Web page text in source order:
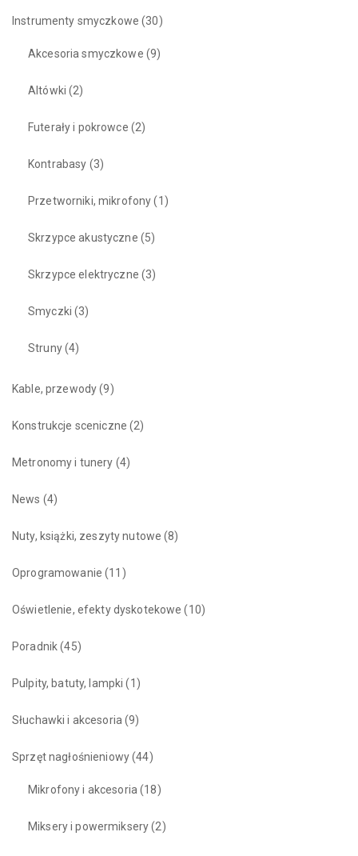
Instrumenty smyczkowe (30)
Akcesoria smyczkowe (9)
Altówki (2)
Futerały i pokrowce (2)
Kontrabasy (3)
Przetworniki, mikrofony(1)
Skrzypce akustyczne (5)
Skrzypce elektryczne (3)
Smyczki (3)
Struny(4)
Kable, przewody(9)
Konstrukcje sceniczne (2)
Metronomy i tunery (4)
News (4)
Nuty, książki, zeszyty nutowe (8)
Oprogramowanie (11)
Oświetlenie, efekty dyskotekowe (10)
Poradnik(45)
Pulpity, batuty, lampki (1)
Słuchawki i akcesoria(9)
Sprzęt nagłośnieniowy(44)
Mikrofony i akcesoria(18)
Miksery i powermiksery(2)